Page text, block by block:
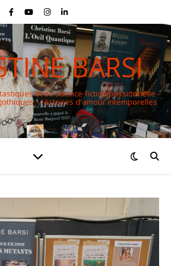
BARSI
et de science-fiction passionnelle –
– Histoires d'amour intemporelles